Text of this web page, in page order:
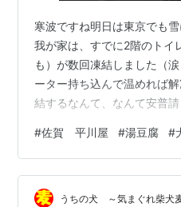
寒波ですね明日は東京でも
我が家は、すでに2階のトイ
も）が数回凍結しました（
ーター持ち込んで温めれば
結するなんて、なんて安普
歩に行けるのでは！ってう
急に冷たい風が吹いて雲が
れはやばいやばいって、小
天気は変わりやすいってホン
#佐賀 平川屋 #湯豆腐 #
うちの犬 ～気まぐれ柴犬